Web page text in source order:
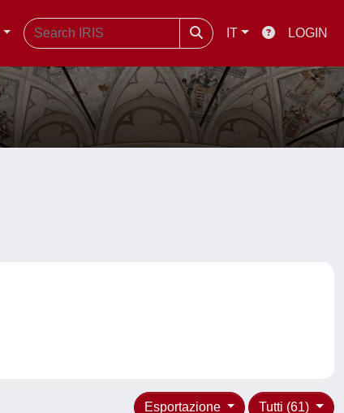
IT LOGIN
Tutti (61)
Esportazione